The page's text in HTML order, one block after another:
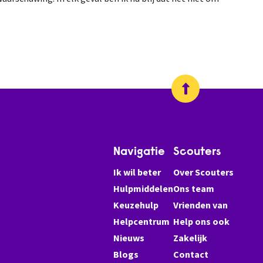
Navigatie
Ik wil beter
Hulpmiddelen
Keuzehulp
Helpcentrum
Nieuws
Blogs
Scouters
Over Scouters
Ons team
Vrienden van
Help ons ook
Zakelijk
Contact